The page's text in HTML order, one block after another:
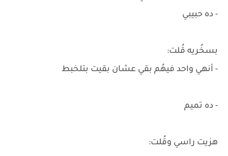
- ده حبيبي
بسخُريه قُلت:
- أنهي واحد فيهُم بقي عشان بقيت بتلخبط
- ده تميم
هزيت راسي وقُلت: